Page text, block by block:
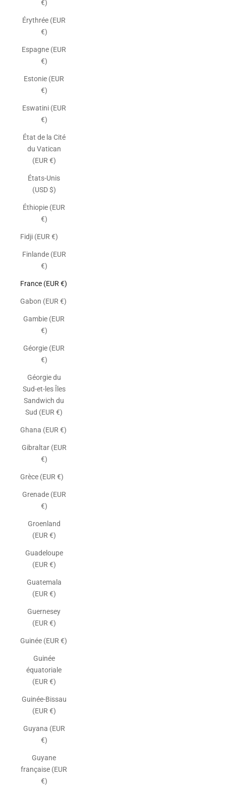
€)
Érythrée (EUR
€)
Espagne (EUR
€)
Estonie (EUR
€)
Eswatini (EUR
€)
État de la Cité
du Vatican
(EUR €)
États-Unis
(USD $)
Éthiopie (EUR
€)
Fidji (EUR €)
Finlande (EUR
€)
France (EUR €)
Gabon (EUR €)
Gambie (EUR
€)
Géorgie (EUR
€)
Géorgie du
Sud-et-les Îles
Sandwich du
Sud (EUR €)
Ghana (EUR €)
Gibraltar (EUR
€)
Grèce (EUR €)
Grenade (EUR
€)
Groenland
(EUR €)
Guadeloupe
(EUR €)
Guatemala
(EUR €)
Guernesey
(EUR €)
Guinée (EUR €)
Guinée
équatoriale
(EUR €)
Guinée-Bissau
(EUR €)
Guyana (EUR
€)
Guyane
française (EUR
€)